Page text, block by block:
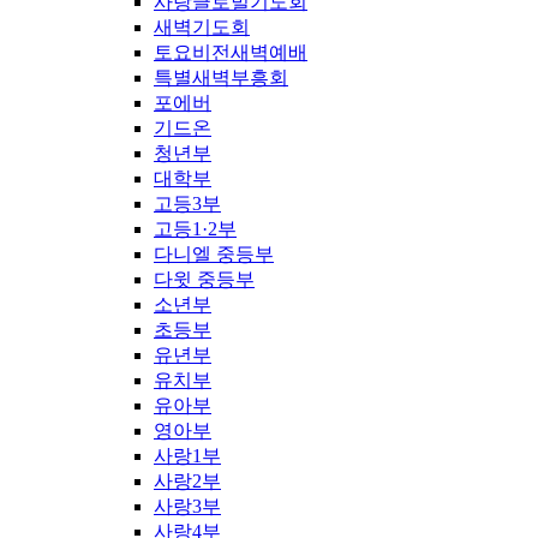
새벽기도회
토요비전새벽예배
특별새벽부흥회
포에버
기드온
청년부
대학부
고등3부
고등1·2부
다니엘 중등부
다윗 중등부
소년부
초등부
유년부
유치부
유아부
영아부
사랑1부
사랑2부
사랑3부
사랑4부